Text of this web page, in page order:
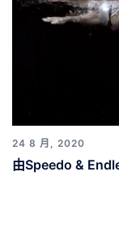
24 8 月, 2020
由Speedo &